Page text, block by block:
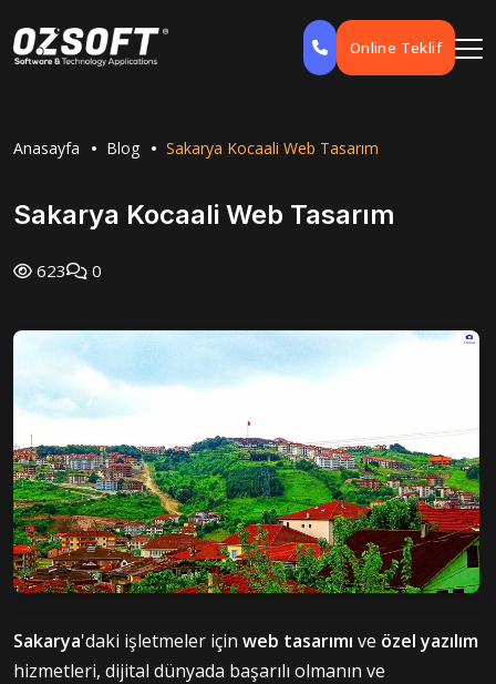
Online Teklif
Anasayfa Blog Sakarya Kocaali Web Tasarım
Sakarya Kocaali Web Tasarım
623 0
Sakarya'daki işletmeler için web tasarımı ve özel yazılım
hizmetleri, dijital dünyada başarılı olmanın ve